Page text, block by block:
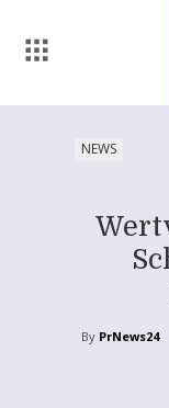
NEWS
By PrNews24